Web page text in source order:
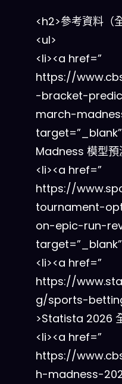
<h2>參考資料（
<ul>
<li><a href=”
https://
-bracket-
march-
Madness 模型
<li><a href=”
https://
tournament-
on-epic-run-
<li><a href=”
https://
g/sports-
>Statista 2026
<li><a href=”
https://
h-madness-